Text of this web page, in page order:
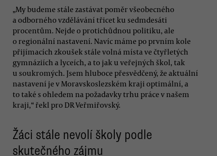
„My budeme stále zastávat poměr všeobecného
a odborného vzdělávání třicet ku sedmdesáti
procentům. Nejde o protichůdnou politiku, ale
o regionální nastavení. Navíc máme po prvním kole
přijímacích zkoušek stále volná místa ve čtyřletých
gymnáziích a lyceích, a to jak u veřejných škol, tak
u soukromých. Jsem hluboce přesvědčený, že aktuální
nastavení je v Moravskoslezském kraji optimální, a
to také s ohledem na požadavky trhu práce v našem
kraji,“ řekl pro DR Veřmiřovský.
Žáci stále nevolí školy podle
skutečného zájmu